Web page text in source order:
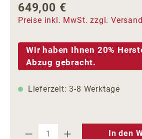
Regulärer Preis:
649,00 €
Preise inkl. MwSt. zzgl.
Wir haben Ihnen 20%
Abzug gebracht.
Lieferzeit: 3-8 Werktage
Produkt Anzahl: Gib
In den